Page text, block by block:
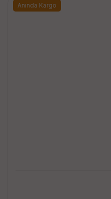
Anında Kargo